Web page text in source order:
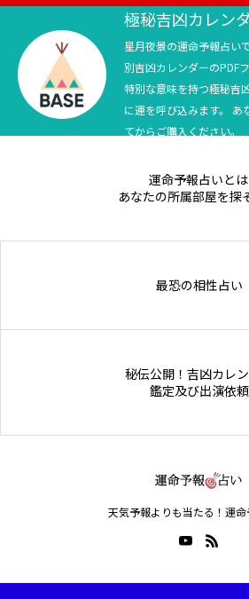
テニス四大大会・五輪
テニス四大大会・五輪
極秘吉凶カレン
星月夜景の運命予報占い
別吉凶カレンダーのPDF
特別な意味を持つ極秘吉
に運を呼び込みます。 あ
てからご購入ください。
運命予報占いとは
あなたの所属部屋を探
最恐の相性占い
秘伝公開！吉凶カレ
鑑定及び出演依頼
天気予報よりも当たる！運